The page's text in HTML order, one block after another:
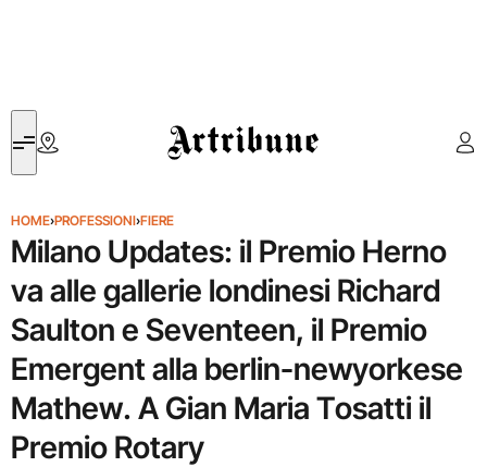
Artribune
HOME›PROFESSIONI›FIERE
Milano Updates: il Premio Herno
va alle gallerie londinesi Richard
Saulton e Seventeen, il Premio
Emergent alla berlin-newyorkese
Mathew. A Gian Maria Tosatti il
Premio Rotary